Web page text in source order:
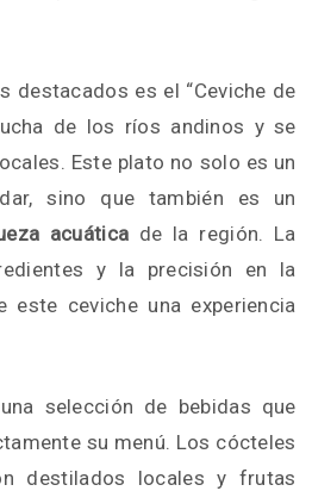
destacados es el “Ceviche de
de los ríos andinos y se
Este plato no solo es un
sino que también es un
acuática de la región. La
y la precisión en la
este ceviche una experiencia
selección de bebidas que
su menú. Los cócteles
destilados locales y frutas